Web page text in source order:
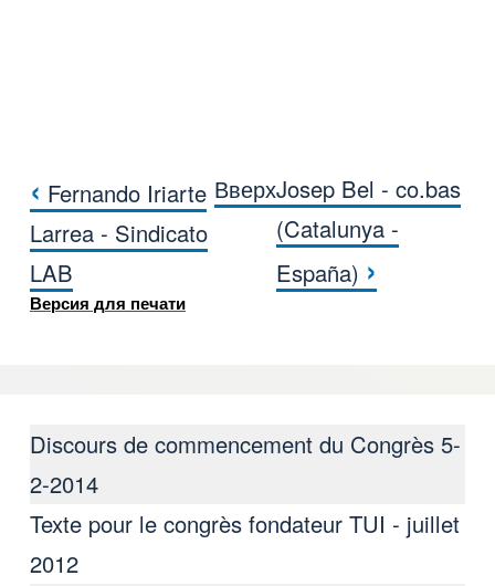
Перекрёстные ссылки книги для
‹ Fernando Iriarte
Larrea - Sindicato
LAB
ВверхJosep Bel - co.bas
(Catalunya -
España) ›
Версия для печати
Discours de commencement du Congrès 5-
2-2014
Texte pour le congrès fondateur TUI - juillet
2012